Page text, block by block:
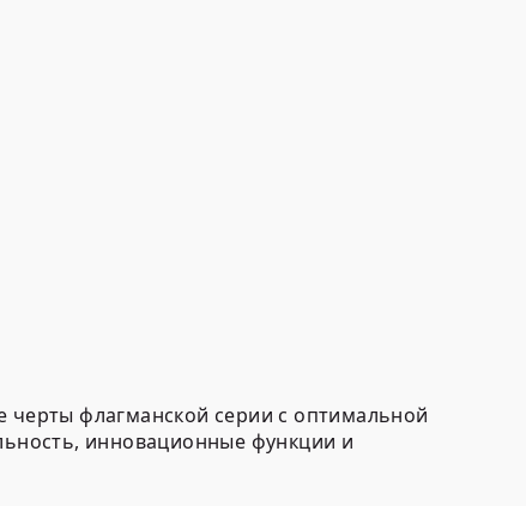
черты флагманской серии с оптимальной
инновационные функции и